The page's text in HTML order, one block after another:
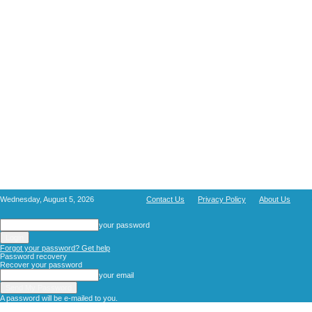
Wednesday, August 5, 2026 Contact Us Privacy Policy About Us
your password
Forgot your password? Get help
Password recovery
Recover your password
your email
A password will be e-mailed to you.